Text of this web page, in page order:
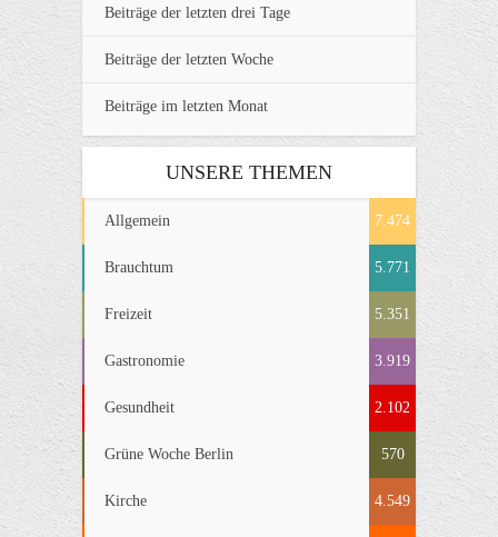
Beiträge der letzten drei Tage
Beiträge der letzten Woche
Beiträge im letzten Monat
UNSERE THEMEN
Allgemein 7.474
Brauchtum 5.771
Freizeit 5.351
Gastronomie 3.919
Gesundheit 2.102
Grüne Woche Berlin 570
Kirche 4.549